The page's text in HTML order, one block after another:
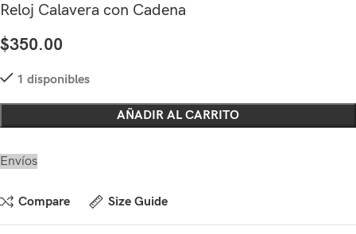
Reloj Calavera con Cadena
$350.00
1 disponibles
AÑADIR AL CARRITO
Envíos
Compare Size Guide